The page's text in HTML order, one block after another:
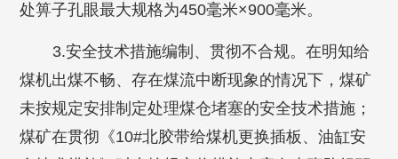
处箅子孔眼最大规格为450毫米×900毫米。
3.安全技术措施编制、贯彻不合规。在明知给
煤机出煤不畅、存在煤流中断现象的情况下，煤矿
未按规定安排制定处理煤仓堵塞的安全技术措施；
煤矿在贯彻《10#北胶带给煤机更换插板、油缸安